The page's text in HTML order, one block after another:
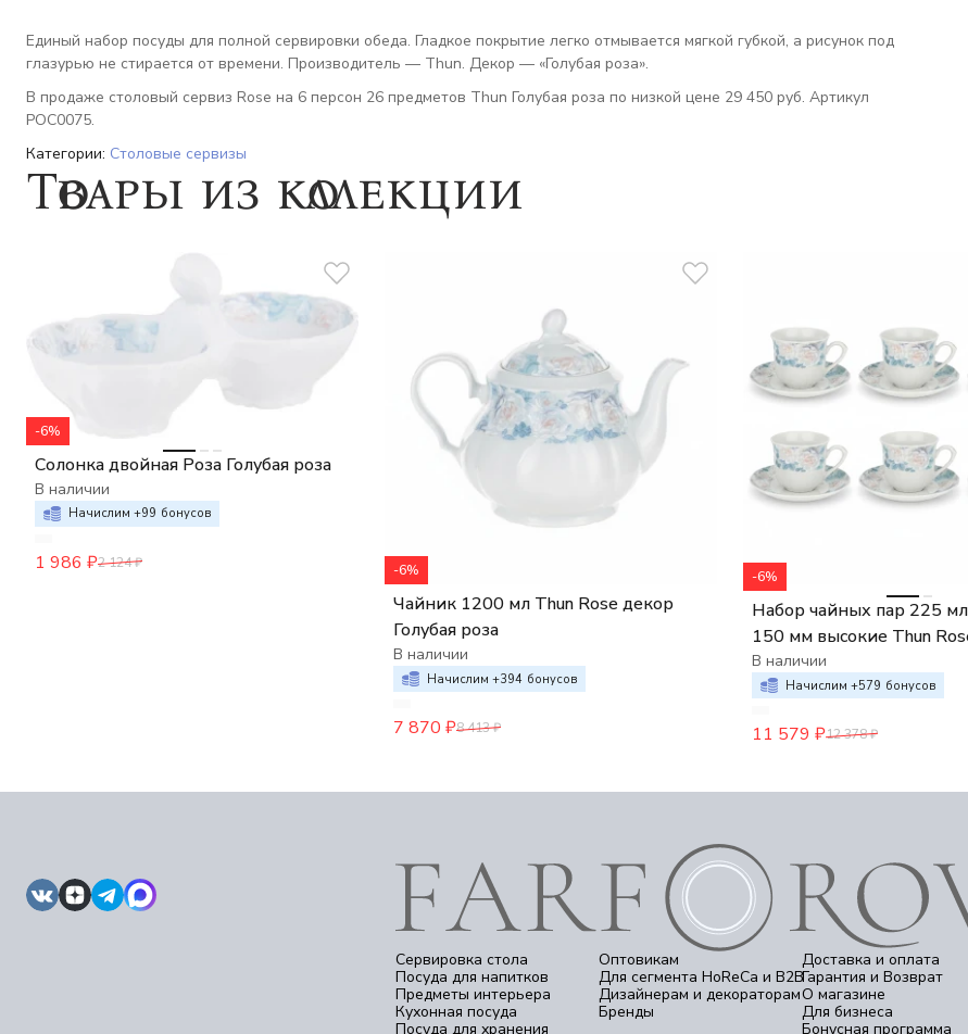
Единый набор посуды для полной сервировки обеда. Гладкое покрытие легко отмывается мягкой губкой, а рисунок под
глазурью не стирается от времени. Производитель — Thun. Декор — «Голубая роза».
В продаже столовый сервиз Rose на 6 персон 26 предметов Thun Голубая роза по низкой цене 29 450 руб. Артикул
РОС0075.
Категории: Столовые сервизы
Товары из коллекции
-6%
Солонка двойная Роза Голубая роза
В наличии
Начислим +99 бонусов
1 986 ₽2 124₽ -6%
Чайник 1200 мл Thun Rose декор
Голубая роза
В наличии
Начислим +394 бонусов
7 870 ₽8 413₽
-6%
Набор чайных пар 225
150 мм высокие Thun
Голубая роза
В наличии
Начислим +579 бонусов
11 579 ₽12 378₽
Сервировка стола
Посуда для напитков
Предметы интерьера
Кухонная посуда
Посуда для хранения
Оптовикам
Для сегмента HoReCa и B2B
Дизайнерам и декораторам
Бренды
Доставка и оплата
Гарантия и Возврат
О магазине
Для бизнеса
Бонусная программа